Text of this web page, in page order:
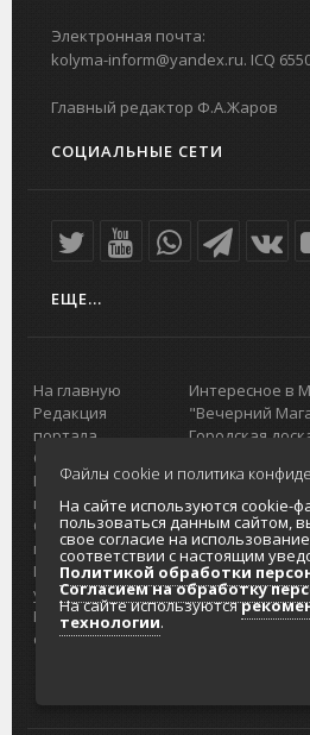
Электронная почта:
kolyma-inform@yandex.ru. ICQ
Главный редактор Ф.А.Жаров
СОЦИАЛЬНЫЕ СЕТИ
ЕЩЕ...
На главную
Редакция
портала
О проекте
Реклама на
портале
Отзывы и
предложения
Интернет-
услуги
Разработка
сайтов
Интересное в
"Вечерний
Городская
Главный
Колымы
Политика в
персональных
Согласие на
данных
Файлы cookie и политика
На сайте используются cookie-
пользоваться данным сайтом,
свое согласие на
соответствии с настоящим
Политикой обработки
Согласием на обработку
На сайте используются
технологии.